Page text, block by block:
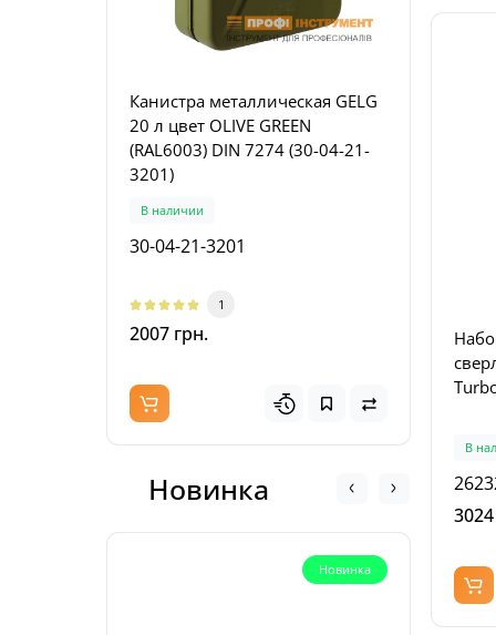
Канистра металлическая GELG
20 л цвет OLIVE GREEN
(RAL6003) DIN 7274 (30-04-21-
3201)
В наличии
30-04-21-3201
1
2007 грн.
Новинка
Новинка
В